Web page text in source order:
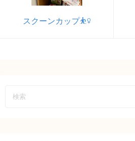
スクーンカップ⛹️‍♀️